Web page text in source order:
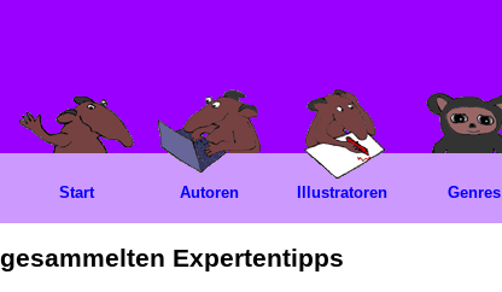
Expertentipps
Start Autoren Illustratoren Genres